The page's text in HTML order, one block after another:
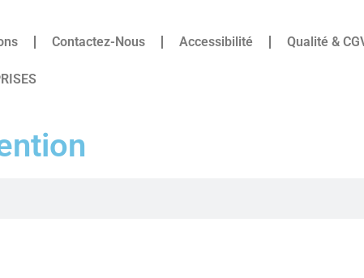
Contactez-Nous Accessibilité Qualité &